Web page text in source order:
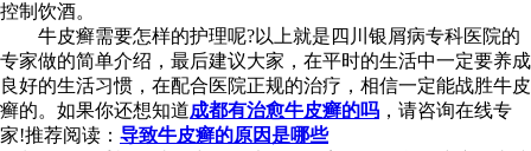
控制饮酒。
牛皮癣需要怎样的护理呢?以上就是四川银屑病专科医院的
专家做的简单介绍，最后建议大家，在平时的生活中一定要养成
良好的生活习惯，在配合医院正规的治疗，相信一定能战胜牛皮
癣的。如果你还想知道成都有治愈牛皮癣的吗 ，请咨询在线专
家!推荐阅读： 导致牛皮癣的原因是哪些